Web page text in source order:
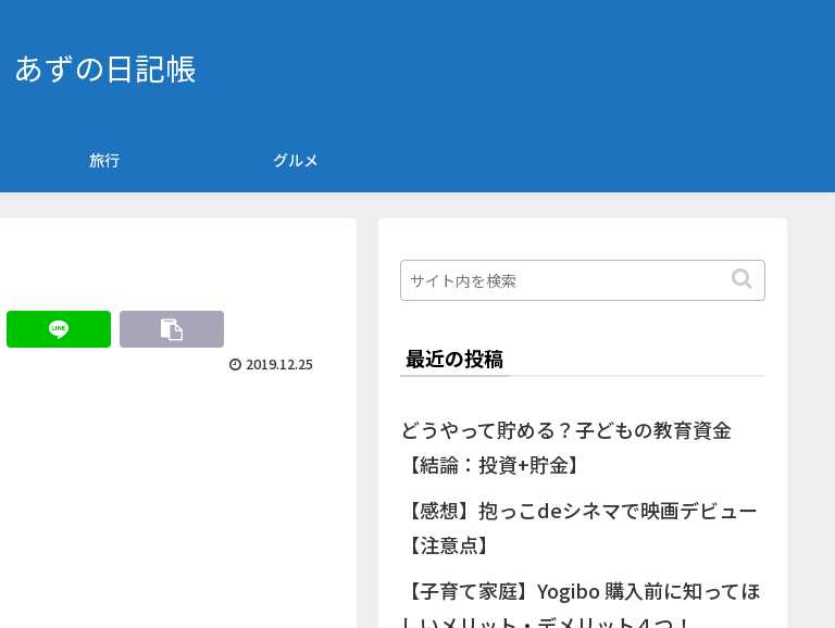
あずの日記帳
旅行 グルメ
2019.12.25 最近の投稿
どうやって貯める？子どもの教育資金
【結論：投資+貯金】
【感想】抱っこdeシネマで映画デビュー
【注意点】
【子育て家庭】Yogibo 購入前に知ってほ